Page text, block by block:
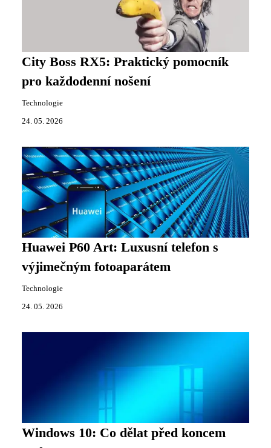
City Boss RX5: Praktický pomocník
pro každodenní nošení
Technologie
24. 05. 2026
Huawei P60 Art: Luxusní telefon s
výjimečným fotoaparátem
Technologie
24. 05. 2026
Windows 10: Co dělat před koncem